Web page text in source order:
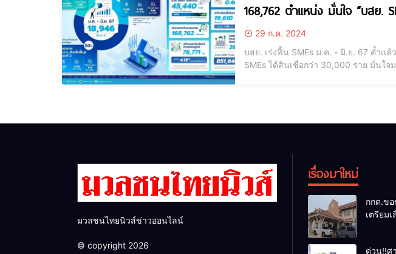
168,762 ตำแหน่ง มั่นใจ “บสย.
29 ก.ค. 2024
บสย. เร่งฟื้น SMEs ม.ค. - มิ.ย. 67 ค้ำแล้
SMEs ได้สินเชื่อกว่า 30,000 ราย มั่นใจมาตรกา
มวลชนไทยนิวส์ข่าวออนไลน์
© copyright 2026
เรื่องมาใหม่
กกต.ข
เตรียมเ
ด่วน!!ศ